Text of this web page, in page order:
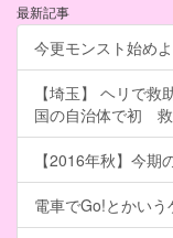
最新記事
今更モンスト始め
【埼玉】 ヘリで
国の自治体で初
【2016年秋】今
電車でGo!とかい